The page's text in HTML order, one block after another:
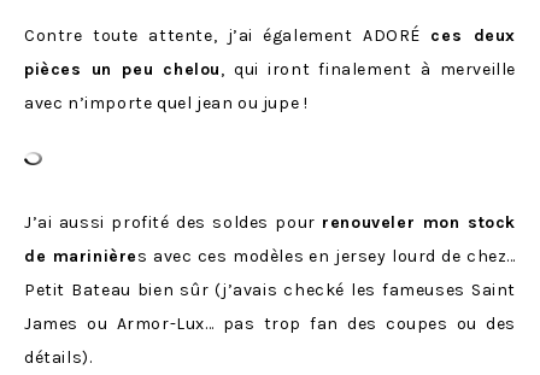
Contre toute attente, j’ai également ADORÉ ces deux
pièces un peu chelou, qui iront finalement à merveille
avec n’importe quel jean ou jupe !
J’ai aussi profité des soldes pour renouveler mon stock
de marinières avec ces modèles en jersey lourd de chez…
Petit Bateau bien sûr (j’avais checké les fameuses Saint
James ou Armor-Lux… pas trop fan des coupes ou des
détails).